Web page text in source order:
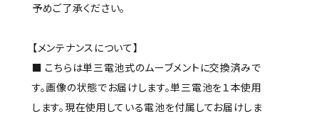
予めご了承ください。
【メンテナンスについて】
■ こちらは単三電池式のムーブメントに交換済みで
す。画像の状態でお届けします。単三電池を１本使用
します。現在使用している電池を付属してお届けしま